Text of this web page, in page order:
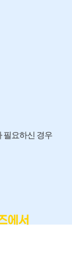
필요하신 경우
에서